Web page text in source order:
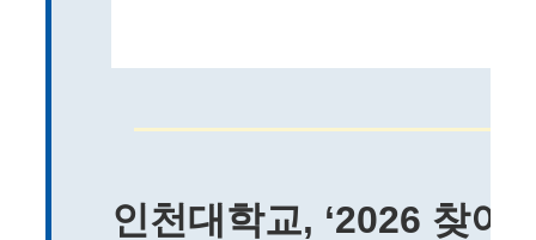
인천대학교, ‘2026 찾아